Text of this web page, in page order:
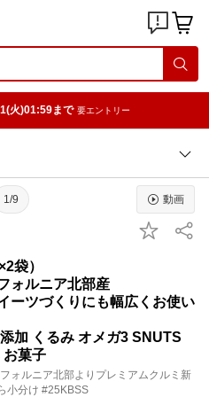
火)01:59まで 要エントリー
1/9 動画
袋）
ォルニア北部産
ーツづくりにも幅広くお使い
加 くるみ オメガ3 SNUTS
お菓子
ォルニア北部よりプレミアムクルミ新
小分け #25KBSS